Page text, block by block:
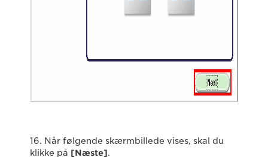
16. Når følgende skærmbillede vises, skal du
klikke på [Næste].